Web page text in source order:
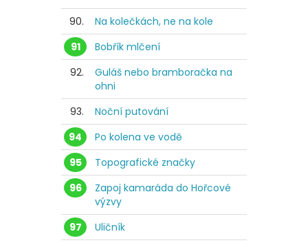
90.
Na kolečkách, ne na kole
91
Bobřík mlčení
92.
Guláš nebo bramboračka na
ohni
93.
Noční putování
94
Po kolena ve vodě
95
Topografické značky
96
Zapoj kamaráda do Hořcové
výzvy
97
Uličník